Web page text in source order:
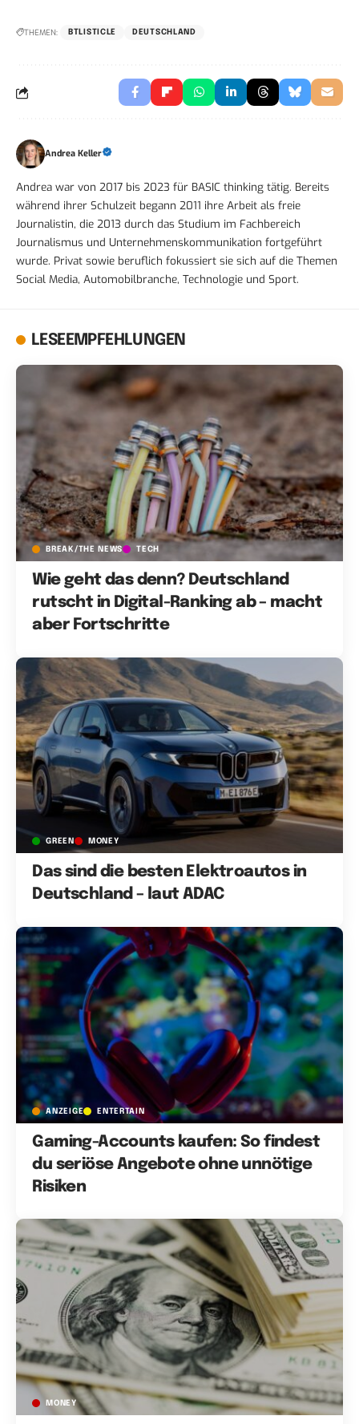
THEMEN: BTLISTICLE DEUTSCHLAND
Andrea Keller
Andrea war von 2017 bis 2023 für BASIC thinking tätig. Bereits
während ihrer Schulzeit begann 2011 ihre Arbeit als freie
Journalistin, die 2013 durch das Studium im Fachbereich
Journalismus und Unternehmenskommunikation fortgeführt
wurde. Privat sowie beruflich fokussiert sie sich auf die Themen
Social Media, Automobilbranche, Technologie und Sport.
LESEEMPFEHLUNGEN
BREAK/THE NEWS TECH
Wie geht das denn? Deutschland
rutscht in Digital-Ranking ab – macht
aber Fortschritte
GREEN MONEY
Das sind die besten Elektroautos in
Deutschland – laut ADAC
ANZEIGE ENTERTAIN
Gaming-Accounts kaufen: So findest
du seriöse Angebote ohne unnötige
Risiken
MONEY